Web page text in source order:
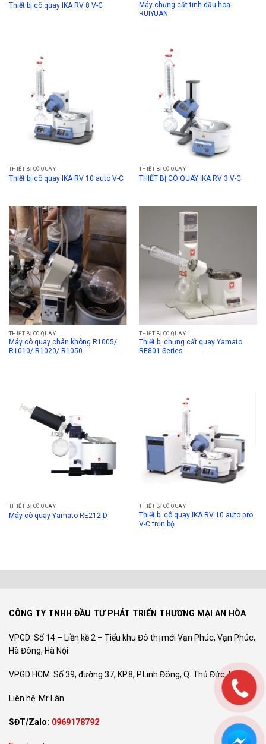
Thiết bị cô quay IKA RV 8 V-C
Máy chưng cất tinh dầu hoa
RUIYUAN
THIẾT BỊ CÔ QUAY
Thiết bị cô quay IKA RV 10 auto V-C
THIẾT BỊ CÔ QUAY
THIẾT BỊ CÔ QUAY IKA RV 3 V-C
THIẾT BỊ CÔ QUAY
Máy cô quay chân không R1005/
R1010/ R1020/ R1050
THIẾT BỊ CÔ QUAY
Thiết bị chưng cất quay Yamato
RE801 Series
THIẾT BỊ CÔ QUAY
Máy cô quay Yamato RE212-D
THIẾT BỊ CÔ QUAY
Thiết bị cô quay IKA RV 10 auto pro
V-C trọn bộ
CÔNG TY TNHH ĐẦU TƯ PHÁT TRIỂN THƯƠNG MẠI AN HÒA
VPGD: Số 14 – Liền kề 2 – Tiểu khu Đô thị mới Vạn Phúc, Vạn Phúc,
Hà Đông, Hà Nội
VPGD HCM: Số 39, đường 37, KP.8, P.Linh Đông, Q. Thủ Đức, HCM
Liên hệ: Mr Lân
SĐT/Zalo: 0969178792